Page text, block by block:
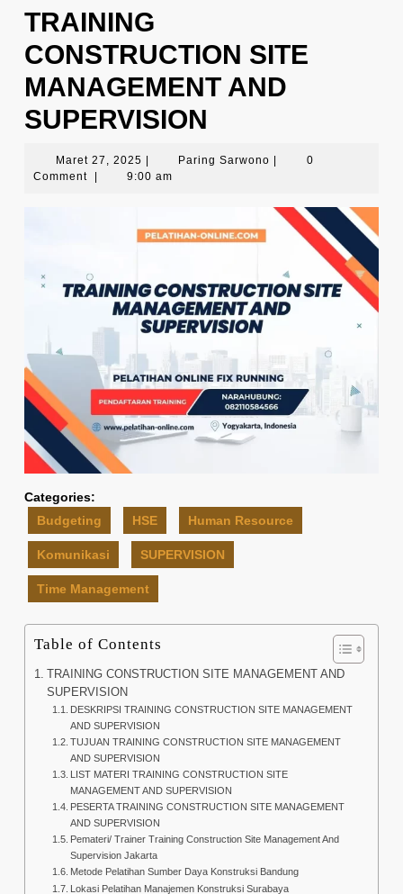
TRAINING
CONSTRUCTION SITE
MANAGEMENT AND
SUPERVISION
Maret 27, 2025 Maret
27,
Paring Sarwono Paring0
Comment
9:00 am
Categories:
Budgeting
HSE Human Resource
Komunikasi SUPERVISION
Time Management
Table of Contents
TRAINING CONSTRUCTION SITE MANAGEMENT AND
SUPERVISION
DESKRIPSI TRAINING CONSTRUCTION SITE MANAGEMENT
AND SUPERVISION
TUJUAN TRAINING CONSTRUCTION SITE MANAGEMENT
AND SUPERVISION
LIST MATERI TRAINING CONSTRUCTION SITE
MANAGEMENT AND SUPERVISION
PESERTA TRAINING CONSTRUCTION SITE MANAGEMENT
AND SUPERVISION
Pemateri/ Trainer Training Construction Site Management And
Supervision Jakarta
Metode Pelatihan Sumber Daya Konstruksi Bandung
Lokasi Pelatihan Manajemen Konstruksi Surabaya